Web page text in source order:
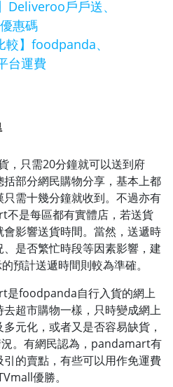
Deliveroo戶戶送、
惠碼
較】foodpanda、
台運費
，只需20分鐘就可以送到府
部分網民購物分享，基本上都
需十幾分鐘就收到。不過亦有
是每區都有實體店，若送貨
影響送貨時間。當然，送遞時
是否繁忙時段等因素影響，建
預計送遞時間則較為準確。
是foodpanda自行入貨的網上
超市購物一樣，只時變成網上
元化，或者又是否容易缺貨，
。有網民認為，pandamart有
的賣點，有些可以用作免運費
優勝。